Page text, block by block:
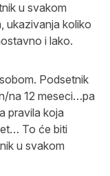
u svakom
ukazivanja koliko
i lako.
Podsetnik
na 12 meseci…pa
pravila koja
To će biti
u svakom